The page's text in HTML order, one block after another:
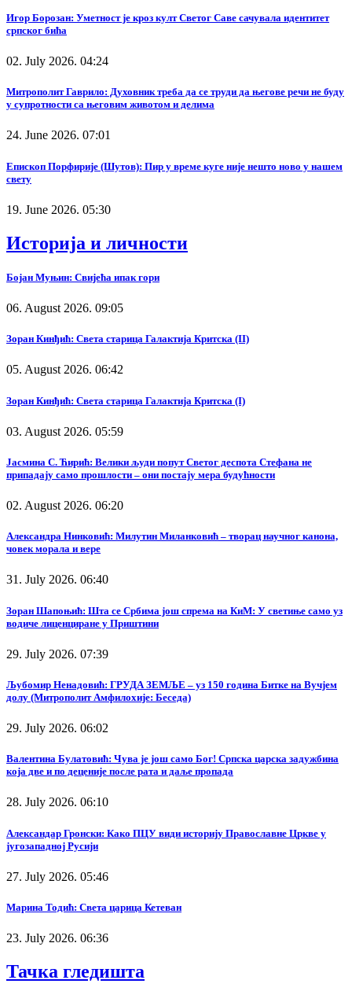
Игор Борозан: Уметност је кроз култ Светог Саве сачувала идентитет
српског бића
02. July 2026. 04:24
Митрополит Гаврило: Духовник треба да се труди да његове речи не буду
у супротности са његовим животом и делима
24. June 2026. 07:01
Епископ Порфирије (Шутов): Пир у време куге није нешто ново у нашем
свету
19. June 2026. 05:30
Историја и личности
Бојан Муњин: Свијећа ипак гори
06. August 2026. 09:05
Зоран Кинђић: Света старица Галактија Критска (II)
05. August 2026. 06:42
Зоран Кинђић: Света старица Галактија Критска (I)
03. August 2026. 05:59
Јасмина С. Ћирић: Велики људи попут Светог деспота Стефана не
припадају само прошлости – они постају мера будућности
02. August 2026. 06:20
Александра Нинковић: Милутин Миланковић – творац научног канона,
човек морала и вере
31. July 2026. 06:40
Зоран Шапоњић: Шта се Србима још спрема на КиМ: У светиње само уз
водиче лиценциране у Приштини
29. July 2026. 07:39
Љубомир Ненадовић: ГРУДА ЗЕМЉЕ – уз 150 година Битке на Вучјем
долу (Митрополит Амфилохије: Беседа)
29. July 2026. 06:02
Валентина Булатовић: Чува је још само Бог! Српска царска задужбина
која две и по деценије после рата и даље пропада
28. July 2026. 06:10
Александар Гронски: Како ПЦУ види историју Православне Цркве у
југозападној Русији
27. July 2026. 05:46
Марина Тодић: Света царица Кетеван
23. July 2026. 06:36
Тачка гледишта